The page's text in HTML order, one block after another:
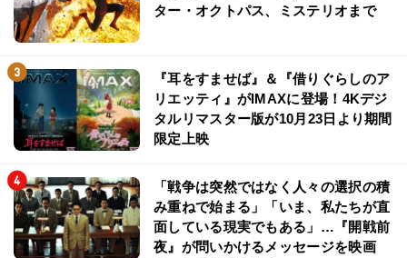
ター・オクトパス、ミステリオまで
『耳をすませば』＆『借りぐらしのア
リエッティ』がIMAXに登場！4Kデジ
タルリマスター版が10月23日より期間
限定上映
「戦争は突然ではなく人々の選択の積
み重ねで始まる」「いま、私たちが直
面している現実でもある」…『開戦前
夜』が問いかけるメッセージを映画